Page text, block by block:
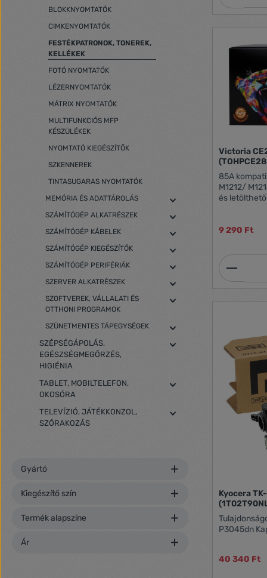
BLOKKNYOMTATÓK
CIMKENYOMTATÓK
FESTÉKPATRONOK, TONEREK,
KELLÉKEK
FOTÓ NYOMTATÓK
LÉZERNYOMTATÓK
MÁTRIX NYOMTATÓK
MULTIFUNKCIÓS MFP
KÉSZÜLÉKEK
NYOMTATÓ KIEGÉSZÍTŐK
SZKENNEREK
TINTASUGARAS NYOMTATÓK
MEMÓRIA ÉS ADATTÁROLÁS
SZÁMÍTÓGÉP ALKATRÉSZEK
SZÁMÍTÓGÉP KÁBELEK
SZÁMÍTÓGÉP KIEGÉSZÍTŐK
SZÁMÍTÓGÉP PERIFÉRIÁK
SZERVER ALKATRÉSZEK
SZOFTVEREK, VÁLLALATI ÉS
OTTHONI PROGRAMOK
SZÜNETMENTES TÁPEGYSÉGEK
SZÉPSÉGÁPOLÁS,
EGÉSZSÉGMEGŐRZÉS,
HIGIÉNIA
TABLET, MOBILTELEFON,
OKOSÓRA
TELEVÍZIÓ, JÁTÉKKONZOL,
SZÓRAKOZÁS
Gyártó
Kiegészítő szín
Termék alapszíne
Ár
Victoria
85A
M1212/ M1214/
és
9 290 Ft
Kyocera
Tulajdonságok: Kompatibilis:
P3045dn
40 340 Ft